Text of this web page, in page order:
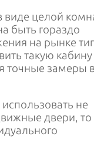
виде целой
быть гораздо
на рынке
такую кабину
точные замеры
не
двери, то